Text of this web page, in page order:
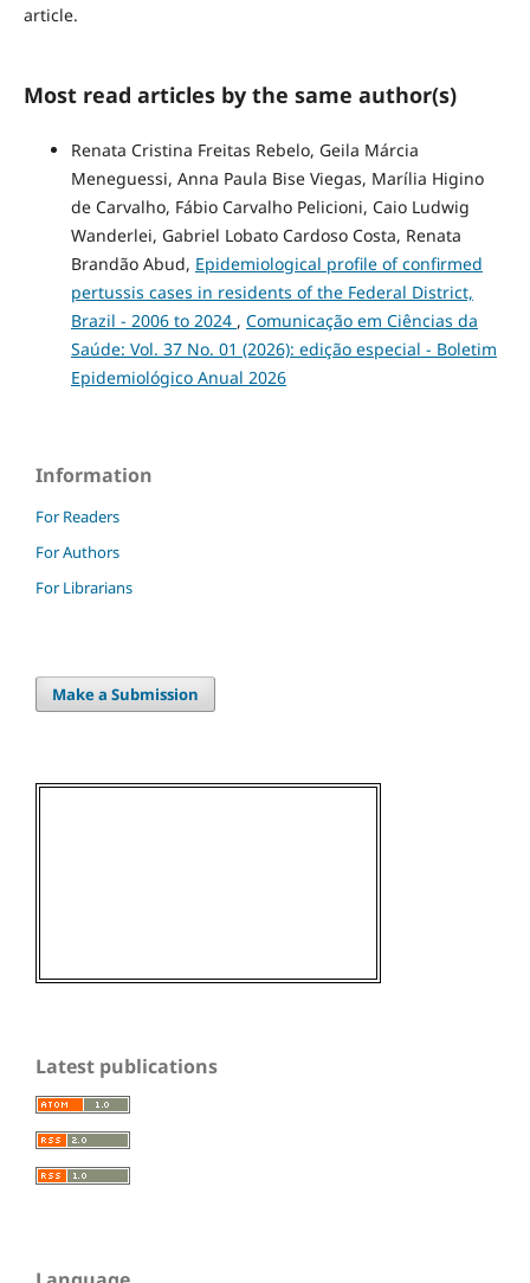
article.
Most read articles by the same author(s)
Renata Cristina Freitas Rebelo, Geila Márcia
Meneguessi, Anna Paula Bise Viegas, Marília Higino
de Carvalho, Fábio Carvalho Pelicioni, Caio Ludwig
Wanderlei, Gabriel Lobato Cardoso Costa, Renata
Brandão Abud, Epidemiological profile of confirmed
pertussis cases in residents of the Federal District,
Brazil - 2006 to 2024 , Comunicação em Ciências da
Saúde: Vol. 37 No. 01 (2026): edição especial - Boletim
Epidemiológico Anual 2026
Information
For Readers
For Authors
For Librarians
Make a Submission
Latest publications